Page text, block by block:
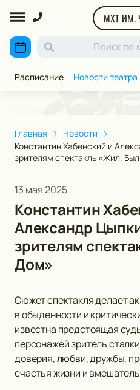
МХТ ИМ.
Расписание Новости театра
Главная
Новости
Константин Хабенский и
зрителям спектакль «Жил.
13 мая 2025
Константин
Александр
зрителям
Дом»
Сюжет спектакля делает
в обыденности и
известна предстоящая
персонажей зритель
доверия, любви, дружбы,
счастья жизни и